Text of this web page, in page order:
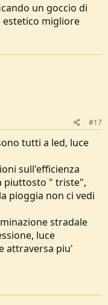
un goccio di
estetico migliore
#17
tutti a led, luce
sull'efficienza
piuttosto " triste",
pioggia non ci vedi
stradale
luce
attraversa piu'